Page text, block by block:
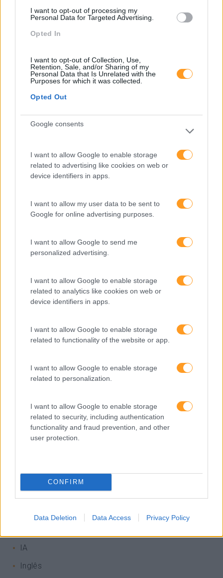
I want to opt-out of processing my
Personal Data for Targeted Advertising.
Opted In
I want to opt-out of Collection, Use,
Retention, Sale, and/or Sharing of my
Personal Data that Is Unrelated with the
Purposes for which it was collected.
Opted Out
Google consents
I want to allow Google to enable storage
related to advertising like cookies on web or
device identifiers in apps.
I want to allow my user data to be sent to
Google for online advertising purposes.
I want to allow Google to send me
personalized advertising.
I want to allow Google to enable storage
related to analytics like cookies on web or
device identifiers in apps.
I want to allow Google to enable storage
related to functionality of the website or app.
I want to allow Google to enable storage
related to personalization.
I want to allow Google to enable storage
related to security, including authentication
functionality and fraud prevention, and other
user protection.
CONFIRM
Data Deletion Data Access Privacy Policy
Também Poderá Gostar
Novas Ferramentas De
Trabalho Na Investigação:
Energia Para O Regresso
Pesquisa
Categorias Blog
Artigo De Opinião
Atendimento E Relação Cliente
Comunicação
Desenvolvimento
Desenvolvimento De Competências
IA
Inglês